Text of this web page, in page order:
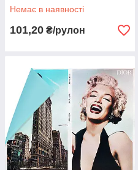
Немає в наявності
101,20 ₴/рулон